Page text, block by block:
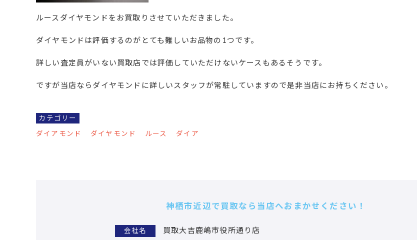
ルースダイヤモンドをお買取りさせていただきました。
ダイヤモンドは評価するのがとても難しいお品物の1つです。
詳しい査定員がいない買取店では評価していただけないケースもあるそうです。
ですが当店ならダイヤモンドに詳しいスタッフが常駐していますので是非当店にお持ちください。
カテゴリー
ダイアモンド
ダイヤモンド ルース ダイア
神栖市近辺で買取なら当店へおまかせください！
会社名 買取大吉鹿嶋市役所通り店